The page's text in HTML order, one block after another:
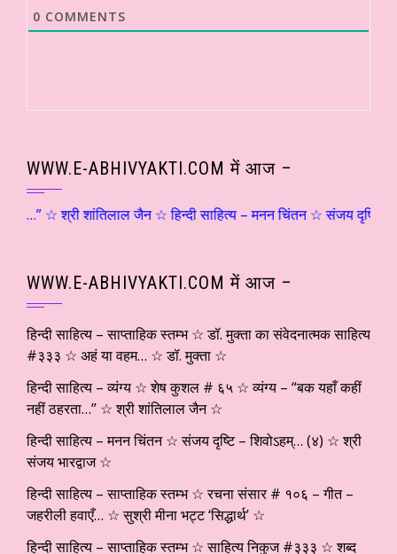
0 COMMENTS
WWW.E-ABHIVYAKTI.COM में आज –
शांतिलाल जैन ☆ हिन्दी साहित्य – मनन चिंतन ☆ संजय दृष्टि –
WWW.E-ABHIVYAKTI.COM में आज –
हिन्दी साहित्य – साप्ताहिक स्तम्भ ☆ डॉ. मुक्ता का संवेदनात्मक साहित्य
#३३३ ☆ अहं या वहम… ☆ डॉ. मुक्ता ☆
हिन्दी साहित्य – व्यंग्य ☆ शेष कुशल # ६५ ☆ व्यंग्य – “बक यहाँ कहीं
नहीं ठहरता…” ☆ श्री शांतिलाल जैन ☆
हिन्दी साहित्य – मनन चिंतन ☆ संजय दृष्टि – शिवोऽहम्… (४) ☆ श्री
संजय भारद्वाज ☆
हिन्दी साहित्य – साप्ताहिक स्तम्भ ☆ रचना संसार # १०६ – गीत –
जहरीली हवाएँ… ☆ सुश्री मीना भट्ट ‘सिद्धार्थ’ ☆
हिन्दी साहित्य – साप्ताहिक स्तम्भ ☆ साहित्य निकुज #३३३ ☆ शब्द